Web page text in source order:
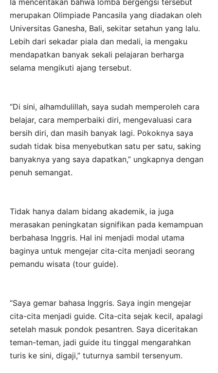
Ia menceritakan bahwa lomba bergengsi tersebut
merupakan Olimpiade Pancasila yang diadakan oleh
Universitas Ganesha, Bali, sekitar setahun yang lalu.
Lebih dari sekadar piala dan medali, ia mengaku
mendapatkan banyak sekali pelajaran berharga
selama mengikuti ajang tersebut.
“Di sini, alhamdulillah, saya sudah memperoleh cara
belajar, cara memperbaiki diri, mengevaluasi cara
bersih diri, dan masih banyak lagi. Pokoknya saya
sudah tidak bisa menyebutkan satu per satu, saking
banyaknya yang saya dapatkan,” ungkapnya dengan
penuh semangat.
Tidak hanya dalam bidang akademik, ia juga
merasakan peningkatan signifikan pada kemampuan
berbahasa Inggris. Hal ini menjadi modal utama
baginya untuk mengejar cita-cita menjadi seorang
pemandu wisata (tour guide).
“Saya gemar bahasa Inggris. Saya ingin mengejar
cita-cita menjadi guide. Cita-cita sejak kecil, apalagi
setelah masuk pondok pesantren. Saya diceritakan
teman-teman, jadi guide itu tinggal mengarahkan
turis ke sini, digaji,” tuturnya sambil tersenyum.